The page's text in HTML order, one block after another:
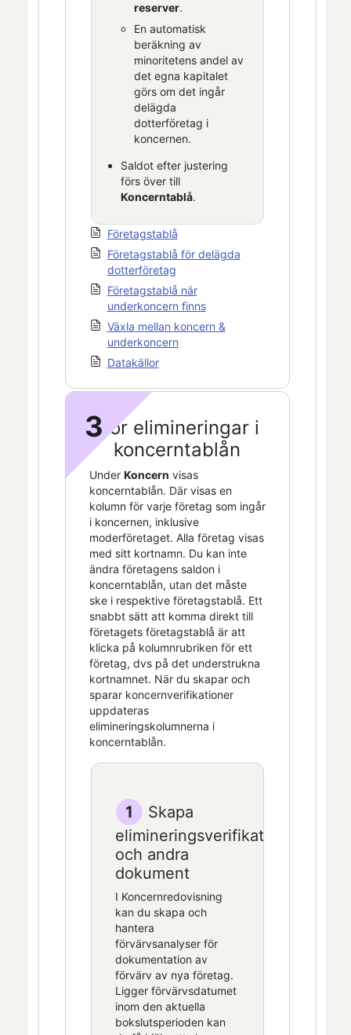
reserver.
En automatisk
beräkning av
minoritetens andel av
det egna kapitalet
görs om det ingår
delägda
dotterföretag i
koncernen.
Saldot efter justering
förs över till
Koncerntablå.
Företagstablå
Företagstablå för delägda
dotterföretag
Företagstablå när
underkoncern finns
Växla mellan koncern &
underkoncern
Datakällor
3Gör elimineringar i
koncerntablån
Under Koncern visas
koncerntablån. Där visas en
kolumn för varje företag som ingår
i koncernen, inklusive
moderföretaget. Alla företag visas
med sitt kortnamn. Du kan inte
ändra företagens saldon i
koncerntablån, utan det måste
ske i respektive företagstablå. Ett
snabbt sätt att komma direkt till
företagets företagstablå är att
klicka på kolumnrubriken för ett
företag, dvs på det understrukna
kortnamnet. När du skapar och
sparar koncernverifikationer
uppdateras
elimineringskolumnerna i
koncerntablån.
1
Skapa
elimineringsverifikationer
och andra
dokument
I Koncernredovisning
kan du skapa och
hantera
förvärvsanalyser för
dokumentation av
förvärv av nya företag.
Ligger förvärvsdatumet
inom den aktuella
bokslutsperioden kan